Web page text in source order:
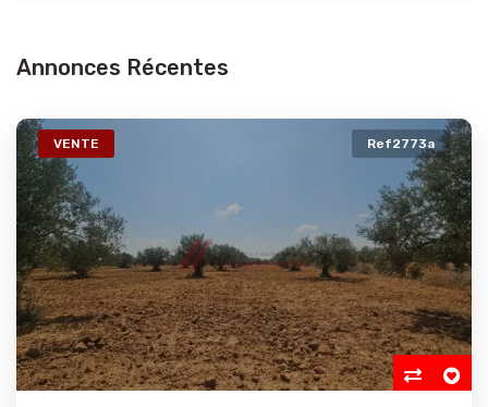
Annonces Récentes
VENTE Ref2773a